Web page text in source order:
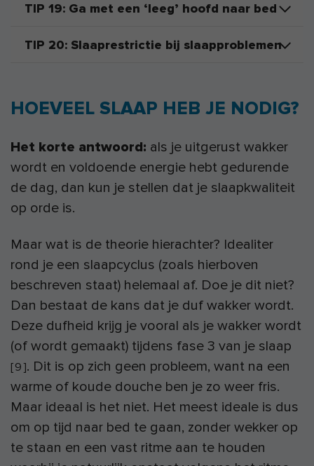
TIP 19: Ga met een ‘leeg’ hoofd naar bed
TIP 20: Slaaprestrictie bij slaapproblemen
HOEVEEL SLAAP HEB JE NODIG?
Het korte antwoord: als je uitgerust wakker
wordt en voldoende energie hebt gedurende
de dag, dan kun je stellen dat je slaapkwaliteit
op orde is.
Maar wat is de theorie hierachter? Idealiter
rond je een slaapcyclus (zoals hierboven
beschreven staat) helemaal af. Doe je dit niet?
Dan bestaat de kans dat je duf wakker wordt.
Deze dufheid krijg je vooral als je wakker wordt
(of wordt gemaakt) tijdens fase 3 van je slaap
[9 ]. Dit is op zich geen probleem, want na een
warme of koude douche ben je zo weer fris.
Maar ideaal is het niet. Het meest ideale is dus
om op tijd naar bed te gaan, zonder wekker op
te staan en een vast ritme aan te houden